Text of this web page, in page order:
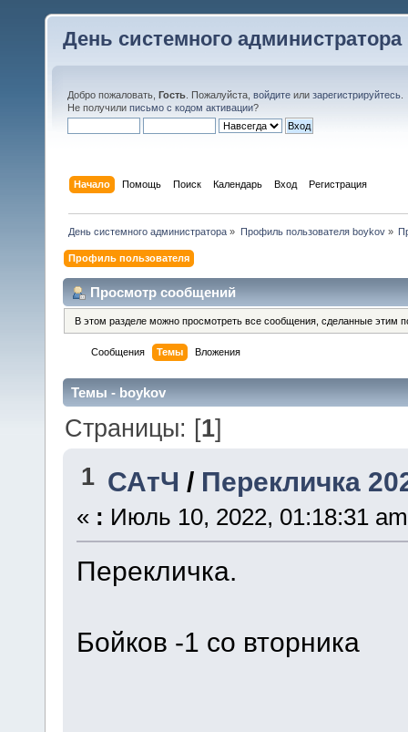
День системного администратора
Добро пожаловать, Гость . Пожалуйста, войдите или зарегистрируйтесь
Не получили письмо с кодом активации?
Начало Помощь Поиск Календарь Вход Регистрация
День системного администратора » Профиль пользователя boykov»
Профиль пользователя
Просмотр сообщений
В этом разделе можно просмотреть все сообщения, сделанные этим
Сообщения Темы Вложения
Темы - boykov
Страницы: [1]
1 САтЧ / Перекличка
« : Июль 10, 2022, 01:18:31
Перекличка.
Бойков -1 со вторника